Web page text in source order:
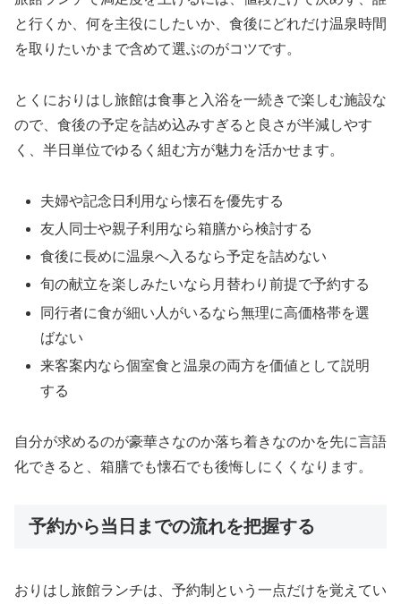
と行くか、何を主役にしたいか、食後にどれだけ温泉時間
を取りたいかまで含めて選ぶのがコツです。
とくにおりはし旅館は食事と入浴を一続きで楽しむ施設な
ので、食後の予定を詰め込みすぎると良さが半減しやす
く、半日単位でゆるく組む方が魅力を活かせます。
夫婦や記念日利用なら懐石を優先する
友人同士や親子利用なら箱膳から検討する
食後に長めに温泉へ入るなら予定を詰めない
旬の献立を楽しみたいなら月替わり前提で予約する
同行者に食が細い人がいるなら無理に高価格帯を選
ばない
来客案内なら個室食と温泉の両方を価値として説明
する
自分が求めるのが豪華さなのか落ち着きなのかを先に言語
化できると、箱膳でも懐石でも後悔しにくくなります。
予約から当日までの流れを把握する
おりはし旅館ランチは、予約制という一点だけを覚えてい